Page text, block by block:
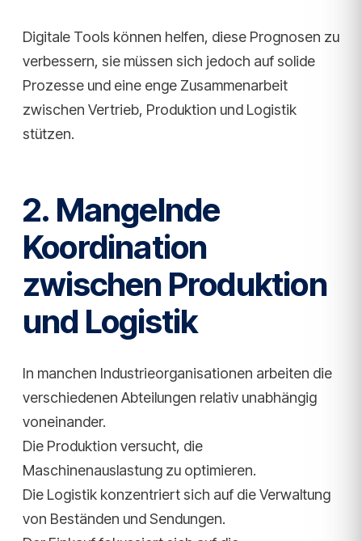
Digitale Tools können helfen, diese Prognosen zu
verbessern, sie müssen sich jedoch auf solide
Prozesse und eine enge Zusammenarbeit
zwischen Vertrieb, Produktion und Logistik
stützen.
2. Mangelnde
Koordination
zwischen Produktion
und Logistik
In manchen Industrieorganisationen arbeiten die
verschiedenen Abteilungen relativ unabhängig
voneinander.
Die Produktion versucht, die
Maschinenauslastung zu optimieren.
Die Logistik konzentriert sich auf die Verwaltung
von Beständen und Sendungen.